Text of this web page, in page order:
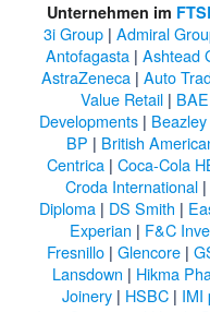
Unternehmen im
3i Group | Admiral
Antofagasta | Ashtead
AstraZeneca | Auto
Value Retail |
Developments|
BP | British
Centrica | Coca-Cola
Croda International|
Diploma| DS Smith |
Experian | F&C
Fresnillo | Glencore |
Lansdown | Hikma
Joinery | HSBC | IMI